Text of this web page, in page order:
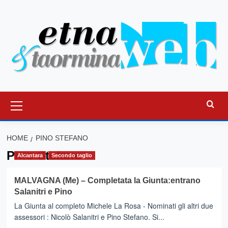
principale
HOME PINO STEFANO
Pino Stefano
Alcantara Secondo taglio
MALVAGNA (Me) – Completata la Giunta:entrano
Salanitri e Pino
La Giunta al completo Michele La Rosa - Nominati gli altri due
assessori : Nicolò Salanitri e Pino Stefano. Si...